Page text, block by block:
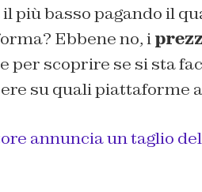
più basso pagando il
Ebbene no, i
per scoprire se si sta
su quali piattaforme
annuncia un taglio